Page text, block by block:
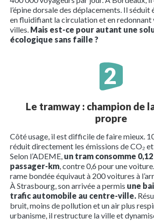
l’épine dorsale des déplacements. Il séduit
en fluidifiant la circulation et en redonnant
villes. Mais est-ce pour autant une
écologique sans faille ?
Le tramway : champion de
propre
Côté usage, il est difficile de faire mieux.
réduit directement les émissions de CO₂
Selon l’ADEME, un tram consomme
passager-km, contre 0,6 pour une
rame bondée équivaut à 200 voitures à
À Strasbourg, son arrivée a permis une
trafic automobile au centre-ville.
bruit, moins de pollution et un air plus
urbanisme, il restructure la ville et